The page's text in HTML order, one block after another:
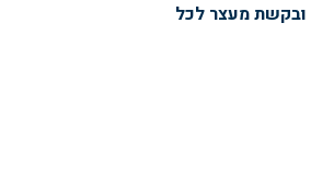
ובקשת מעצר לכל